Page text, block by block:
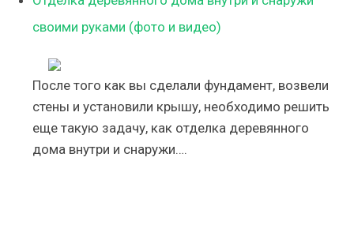
своими руками (фото и видео)
После того как вы сделали фундамент, возвели
стены и установили крышу, необходимо решить
еще такую задачу, как отделка деревянного
дома внутри и снаружи….